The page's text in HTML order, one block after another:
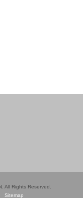
All Rights Reserved.
Sitemap